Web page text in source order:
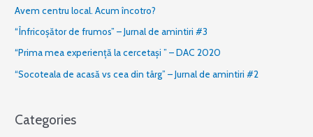
Avem centru local. Acum încotro?
“Înfricoșător de frumos” – Jurnal de amintiri #3
“Prima mea experiență la cercetași ” – DAC 2020
“Socoteala de acasă vs cea din târg” – Jurnal de amintiri #2
Categories